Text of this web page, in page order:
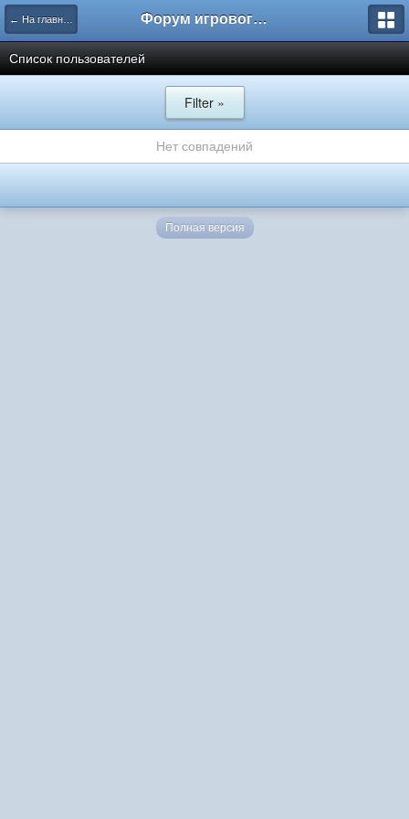
← На главную Форум игрового проекта Riverrise
Список пользователей
Filter »
Нет совпадений
Полная версия